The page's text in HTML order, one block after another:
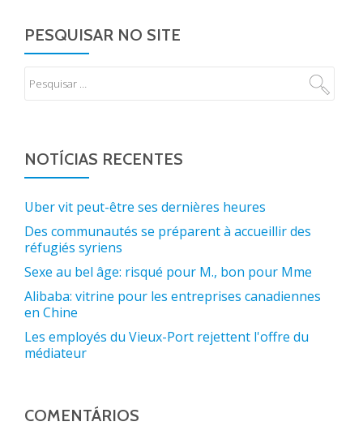
PESQUISAR NO SITE
NOTÍCIAS RECENTES
Uber vit peut-être ses dernières heures
Des communautés se préparent à accueillir des
réfugiés syriens
Sexe au bel âge: risqué pour M., bon pour Mme
Alibaba: vitrine pour les entreprises canadiennes
en Chine
Les employés du Vieux-Port rejettent l'offre du
médiateur
COMENTÁRIOS